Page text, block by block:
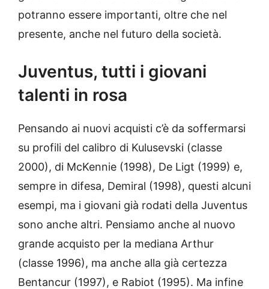
potranno essere importanti, oltre che nel
presente, anche nel futuro della società.
Juventus, tutti i giovani
talenti in rosa
Pensando ai nuovi acquisti c’è da soffermarsi
su profili del calibro di Kulusevski (classe
2000), di McKennie (1998), De Ligt (1999) e,
sempre in difesa, Demiral (1998), questi alcuni
esempi, ma i giovani già rodati della Juventus
sono anche altri. Pensiamo anche al nuovo
grande acquisto per la mediana Arthur
(classe 1996), ma anche alla già certezza
Bentancur (1997), e Rabiot (1995). Ma infine